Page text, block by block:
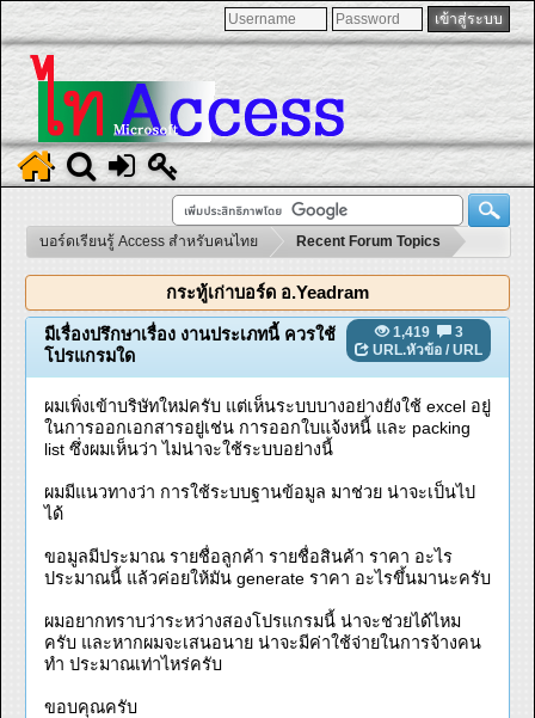
บอร์ดเรียนรู้ Access สำหรับคนไทย Recent Forum Topics
กระทู้เก่าบอร์ด อ.Yeadram
1,419
3
URL.หัวข้อ / URL
มีเรื่องปรึกษาเรื่อง งานประเภทนี้ ควรใช้
โปรแกรมใด
ผมเพิ่งเข้าบริษัทใหม่ครับ แต่เห็นระบบบางอย่างยังใช้ excel อยู่
ในการออกเอกสารอยู่เช่น การออกใบแจ้งหนี้ และ packing
list ซึ่งผมเห็นว่า ไม่น่าจะใช้ระบบอย่างนี้
ผมมีแนวทางว่า การใช้ระบบฐานข้อมูล มาช่วย น่าจะเป็นไป
ได้
ขอมูลมีประมาณ รายชื่อลูกค้า รายชื่อสินค้า ราคา อะไร
ประมาณนี้ แล้วค่อยให้มัน generate ราคา อะไรขึ้นมานะครับ
ผมอยากทราบว่าระหว่างสองโปรแกรมนี้ น่าจะช่วยได้ไหม
ครับ และหากผมจะเสนอนาย น่าจะมีค่าใช้จ่ายในการจ้างคน
ทำ ประมาณเท่าไหร่ครับ
ขอบคุณครับ